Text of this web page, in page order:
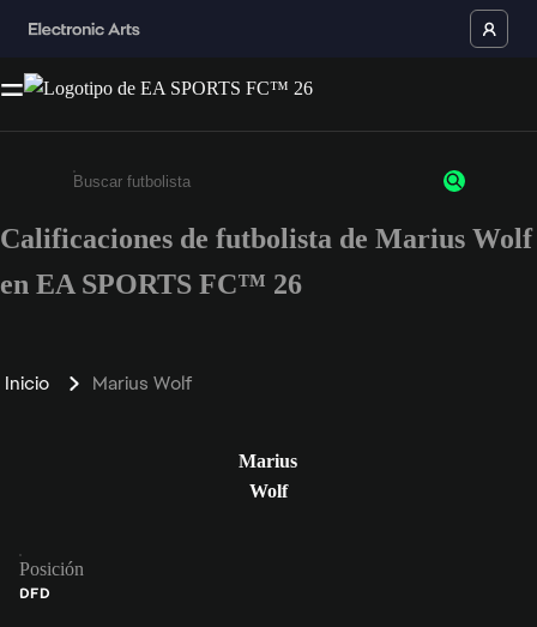
Ingresa un mínimo de 3 caracteres o números
Calificaciones de futbolista de Marius Wolf
en EA SPORTS FC™ 26
Inicio Marius Wolf
Marius
Wolf
Posición
DFD